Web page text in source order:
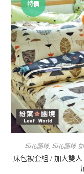
特價
印花圖樣, 印花圖樣-
床包被套組 / 加大雙